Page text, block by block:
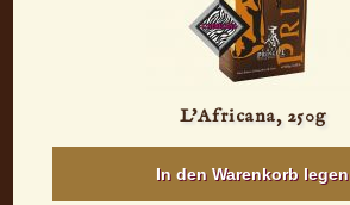
L'Africana, 250g
In den Warenkorb legen